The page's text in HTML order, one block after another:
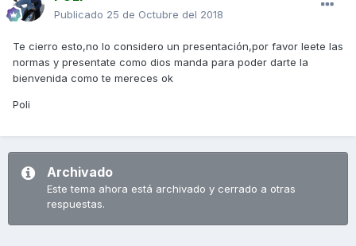
Publicado 25 de Octubre del 2018
Te cierro esto,no lo considero un presentación,por favor leete las
normas y presentate como dios manda para poder darte la
bienvenida como te mereces ok
Poli
Archivado
Este tema ahora está archivado y cerrado a otras
respuestas.